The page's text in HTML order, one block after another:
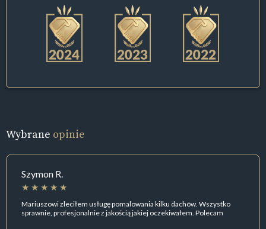
Wybrane opinie
Szymon R.
Mariuszowi zleciłem usługę pomalowania kilku dachów. Wszystko
sprawnie, profesjonalnie z jakością jakiej oczekiwałem. Polecam